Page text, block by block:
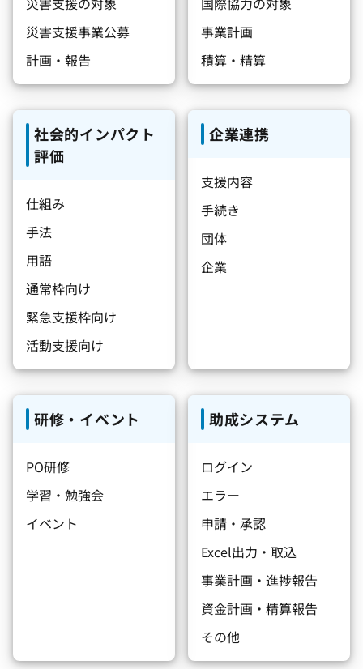
災害支援事業公募
計画・報告
事業計画
積算・精算
社会的インパクト
評価
仕組み
手法
用語
通常枠向け
緊急支援枠向け
活動支援向け
企業連携
支援内容
手続き
団体
企業
研修・イベント
PO研修
学習・勉強会
イベント
助成システム
ログイン
エラー
申請・承認
Excel出力・取込
事業計画・進捗報告
資金計画・精算報告
その他